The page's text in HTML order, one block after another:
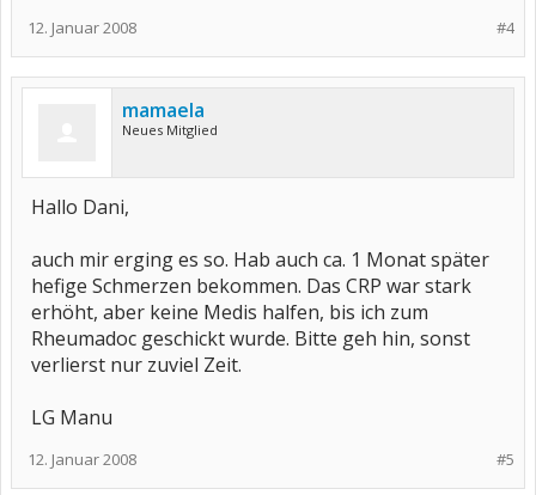
#4
12. Januar 2008
mamaela
Neues Mitglied
Hallo Dani,
auch mir erging es so. Hab auch ca. 1 Monat später
hefige Schmerzen bekommen. Das CRP war stark
erhöht, aber keine Medis halfen, bis ich zum
Rheumadoc geschickt wurde. Bitte geh hin, sonst
verlierst nur zuviel Zeit.
LG Manu
#5
12. Januar 2008